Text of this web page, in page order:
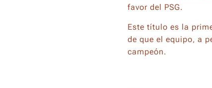
favor del PSG.
Este título es la
de que el equipo, a
campeón.